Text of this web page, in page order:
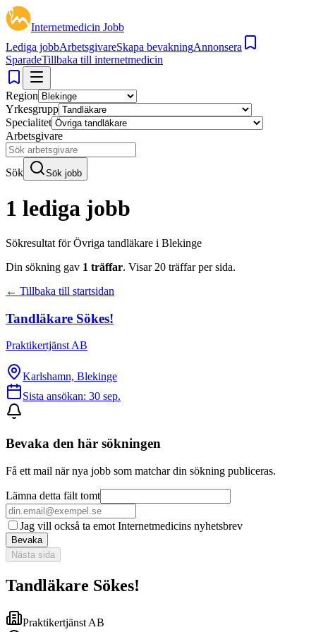
Internetmedicin Jobb
Lediga jobbArbetsgivareSkapa bevakningAnnonsera
SparadeTillbaka till internetmedicin
Region
Yrkesgrupp
Specialitet
Arbetsgivare
Sök Sök jobb
1 lediga jobb
Sökresultat förÖvriga tandläkare i Blekinge
Din sökning gav 1 träffar. Visar 20 träffar per sida.
← Tillbaka till startsidan
Tandläkare Sökes!
Praktikertjänst AB
Karlshamn, Blekinge
Sista ansökan: 30 sep.
Bevaka den här sökningen
Få ett mail när nya jobb som matchar din sökning publiceras.
Lämna detta fält tomt
Jag vill också ta emot Internetmedicins nyhetsbrev
Bevaka
Nästa sida
Tandläkare Sökes!
Praktikertjänst AB